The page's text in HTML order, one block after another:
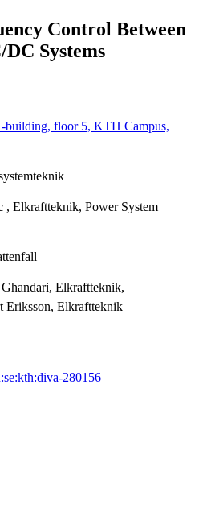
Control Between
Systems
building, floor 5, KTH Campus,
, Elkraftteknik, Power System
Elkraftteknik,
Eriksson, Elkraftteknik
280156